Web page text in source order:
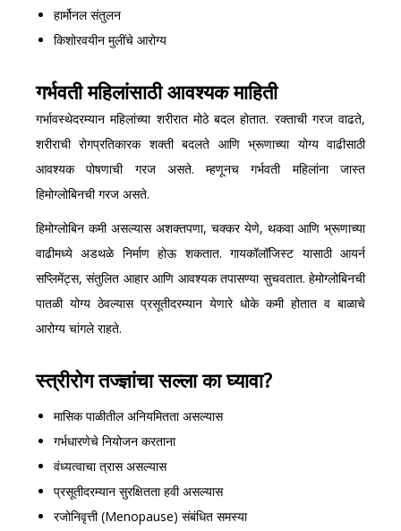
हार्मोनल संतुलन
किशोरवयीन मुलींचे आरोग्य
गर्भवती महिलांसाठी आवश्यक माहिती
गर्भावस्थेदरम्यान महिलांच्या शरीरात मोठे बदल होतात. रक्ताची गरज वाढते,
शरीराची रोगप्रतिकारक शक्ती बदलते आणि भ्रूणाच्या योग्य वाढीसाठी
आवश्यक पोषणाची गरज असते. म्हणूनच गर्भवती महिलांना जास्त
हिमोग्लोबिनची गरज असते.
हिमोग्लोबिन कमी असल्यास अशक्तपणा, चक्कर येणे, थकवा आणि भ्रूणाच्या
वाढीमध्ये अडथळे निर्माण होऊ शकतात. गायकॉलॉजिस्ट यासाठी आयर्न
सप्लिमेंट्स, संतुलित आहार आणि आवश्यक तपासण्या सुचवतात. हेमोग्लोबिनची
पातळी योग्य ठेवल्यास प्रसूतीदरम्यान येणारे धोके कमी होतात व बाळाचे
आरोग्य चांगले राहते.
स्त्रीरोग तज्ज्ञांचा सल्ला का घ्यावा?
मासिक पाळीतील अनियमितता असल्यास
गर्भधारणेचे नियोजन करताना
वंध्यत्वाचा त्रास असल्यास
प्रसूतीदरम्यान सुरक्षितता हवी असल्यास
रजोनिवृत्ती (Menopause) संबंधित समस्या